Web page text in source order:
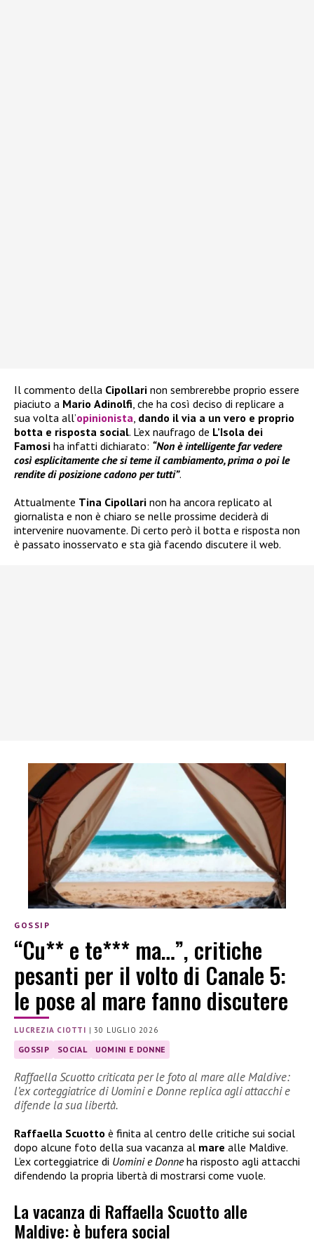
Il commento della Cipollari non sembrerebbe proprio essere
piaciuto a Mario Adinolfi, che ha così deciso di replicare a
sua volta all’opinionista, dando il via a un vero e proprio
botta e risposta social. L’ex naufrago de L’Isola dei
Famosi ha infatti dichiarato: “Non è intelligente far vedere
così esplicitamente che si teme il cambiamento, prima o poi le
rendite di posizione cadono per tutti”.
Attualmente Tina Cipollari non ha ancora replicato al
giornalista e non è chiaro se nelle prossime deciderà di
intervenire nuovamente. Di certo però il botta e risposta non
è passato inosservato e sta già facendo discutere il web.
GOSSIP
“Cu** e te*** ma…”, critiche
pesanti per il volto di Canale 5:
le pose al mare fanno discutere
LUCREZIA CIOTTI |30 LUGLIO 2026
GOSSIP SOCIAL UOMINI E DONNE
Raffaella Scuotto criticata per le foto al mare alle Maldive:
l’ex corteggiatrice di Uomini e Donne replica agli attacchi e
difende la sua libertà.
Raffaella Scuotto è finita al centro delle critiche sui social
dopo alcune foto della sua vacanza al mare alle Maldive.
L’ex corteggiatrice di Uomini e Donneha risposto agli attacchi
difendendo la propria libertà di mostrarsi come vuole.
La vacanza di Raffaella Scuotto alle
Maldive: è bufera social